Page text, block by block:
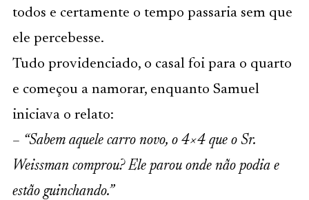
todos e certamente o tempo passaria sem que
ele percebesse.
Tudo providenciado, o casal foi para o quarto
e começou a namorar, enquanto Samuel
iniciava o relato:
– “Sabem aquele carro novo, o 4×4 que o Sr.
Weissman comprou? Ele parou onde não podia e
estão guinchando.”